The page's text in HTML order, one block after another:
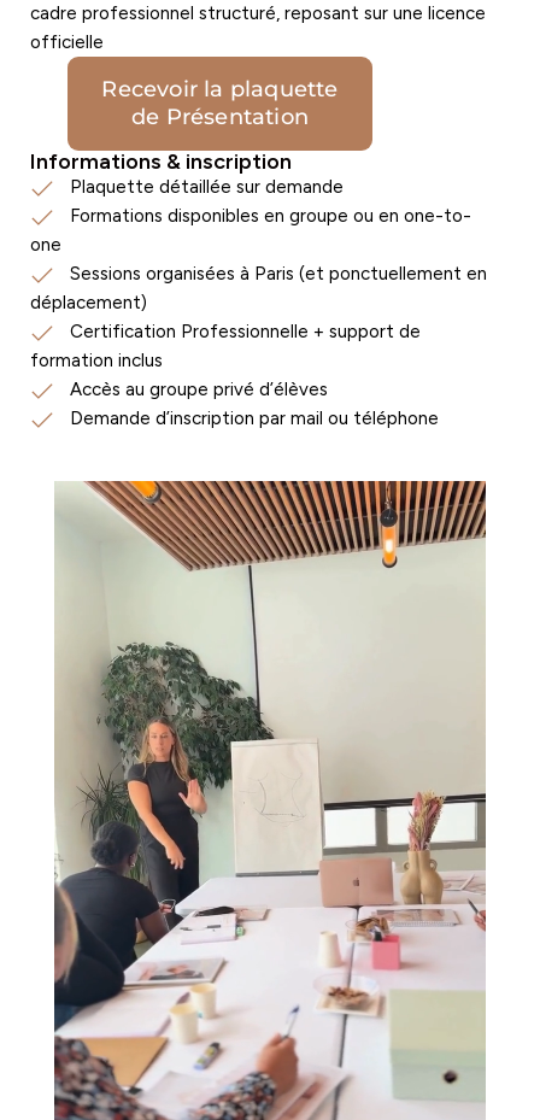
cadre professionnel structuré, reposant sur une licence
officielle
Recevoir la plaquette
de Présentation
Informations & inscription
Plaquette détaillée sur demande
Formations disponibles en groupe ou en one-to-
one
Sessions organisées à Paris (et ponctuellement en
déplacement)
Certification Professionnelle + support de
formation inclus
Accès au groupe privé d’élèves
Demande d’inscription par mail ou téléphone